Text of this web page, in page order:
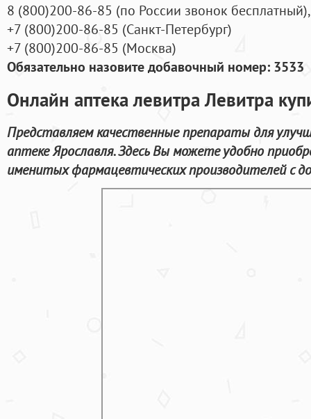
8 (800)200-86-85 (по России звонок бесплатный),
+7 (800)200-86-85 (Санкт-Петербург)
+7 (800)200-86-85 (Москва)
Обязательно назовите добавочный номер: 3533
Онлайн аптека левитра Левитра
Представляем качественные препараты для
аптеке Ярославля. Здесь Вы можете удобно
именитых фармацевтических производителей с